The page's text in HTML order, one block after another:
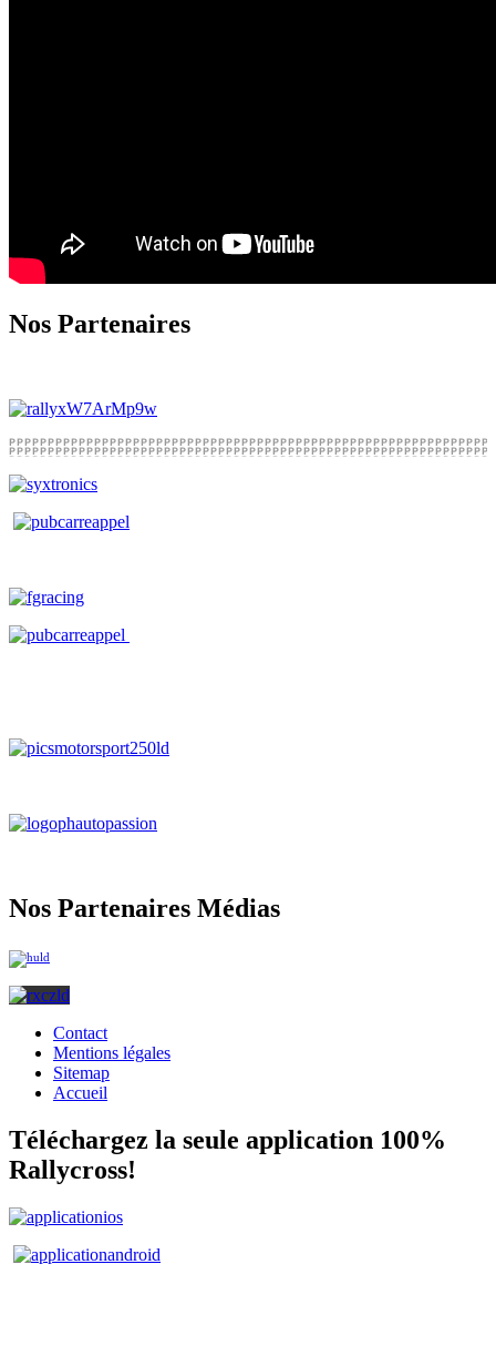
Nos Partenaires
Nos Partenaires Médias
Contact
Mentions légales
Sitemap
Accueil
Téléchargez la seule application 100%
Rallycross!